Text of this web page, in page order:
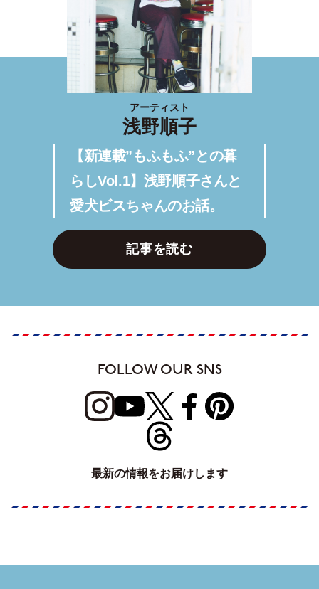
アーティスト
浅野順子
【新連載”もふもふ”との暮
らしVol.1】浅野順子さんと
愛犬ビスちゃんのお話。
記事を読む
FOLLOW OUR SNS
最新の情報をお届けします